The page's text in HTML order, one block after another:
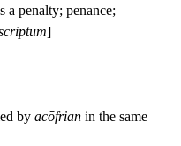
a penalty; penance;
]
by acōfrian in the same